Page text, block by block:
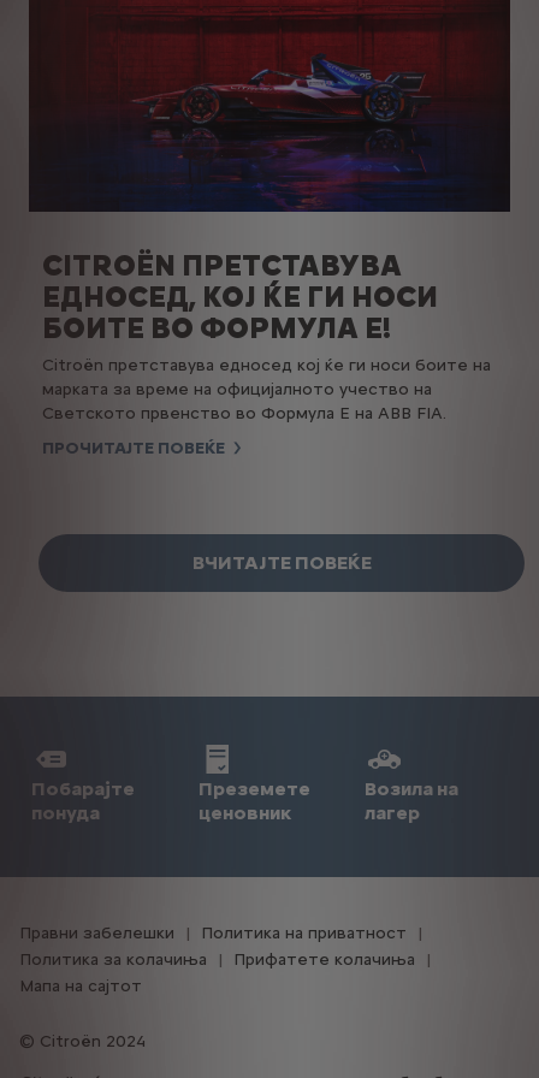
CITROËN ПРЕТСТАВУВА
ЕДНОСЕД, КОЈ ЌЕ ГИ НОСИ
БОИТЕ ВО ФОРМУЛА Е!
Citroën претставува едносед кој ќе ги носи боите на
марката за време на официјалното учество на
Светското првенство во Формула Е на ABB FIA.
ПРОЧИТАЈТЕ ПОВЕЌЕ
ВЧИТАЈТЕ ПОВЕЌЕ
Побарајте
понуда
Преземете
ценовник
Возила на
лагер
Citroën 2024
Правни забелешки
Политика на приватност
Политика за колачиња
Прифатете колачиња
Мапа на сајтот